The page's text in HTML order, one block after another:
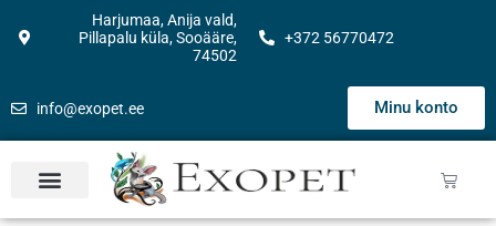
Harjumaa, Anija vald,
Pillapalu küla, Sooääre,
74502
+372 56770472
info@exopet.ee Minu konto